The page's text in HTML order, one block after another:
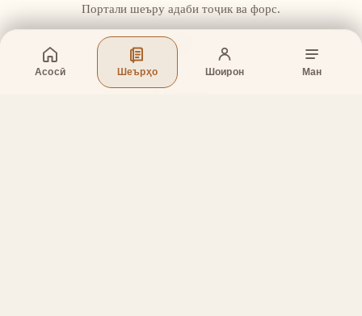
Асосӣ Шеърҳо Шоирон Ман
Портали шеъру адаби тоҷик ва форс.